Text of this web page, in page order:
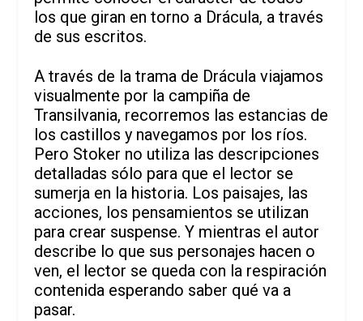
los que giran en torno a Drácula, a través
de sus escritos.
A través de la trama de Drácula viajamos
visualmente por la campiña de
Transilvania, recorremos las estancias de
los castillos y navegamos por los ríos.
Pero Stoker no utiliza las descripciones
detalladas sólo para que el lector se
sumerja en la historia. Los paisajes, las
acciones, los pensamientos se utilizan
para crear suspense. Y mientras el autor
describe lo que sus personajes hacen o
ven, el lector se queda con la respiración
contenida esperando saber qué va a
pasar.